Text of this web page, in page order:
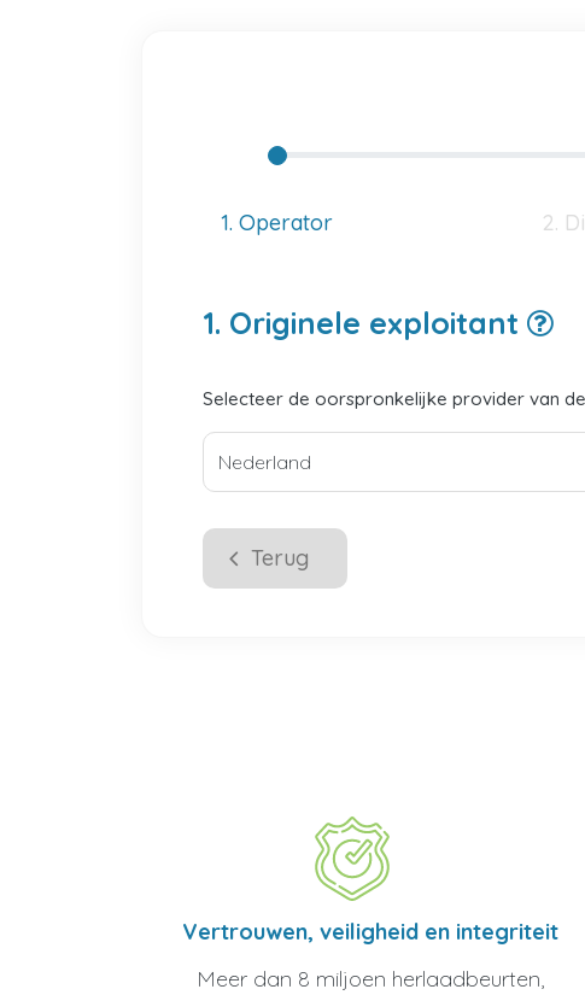
1. Operator 2.
1. Originele exploitant
Selecteer de oorspronkelijke provider van
Terug
Vertrouwen, veiligheid en integriteit
Meer dan 8 miljoen herlaadbeurten,